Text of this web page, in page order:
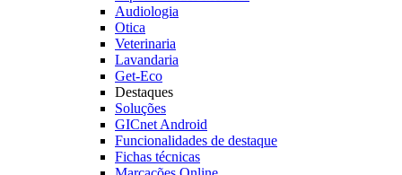
Audiologia
Otica
Veterinaria
Lavandaria
Get-Eco
Destaques
Soluções
GICnet Android
Funcionalidades de destaque
Fichas técnicas